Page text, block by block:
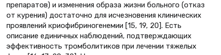
препаратов) и изменения образа жизни больного (отказ
от курения) достаточно для исчезновения клинических
проявлений криофибриногенемии [15, 19, 20]. Есть
описание единичных наблюдений, подтверждающих
эффективность тромболитиков при лечении тяжелых